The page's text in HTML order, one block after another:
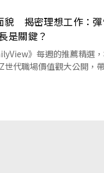
貌 揭密理想工作：
是關鍵？
》每週的推薦精選
世代職場價值觀大公開，